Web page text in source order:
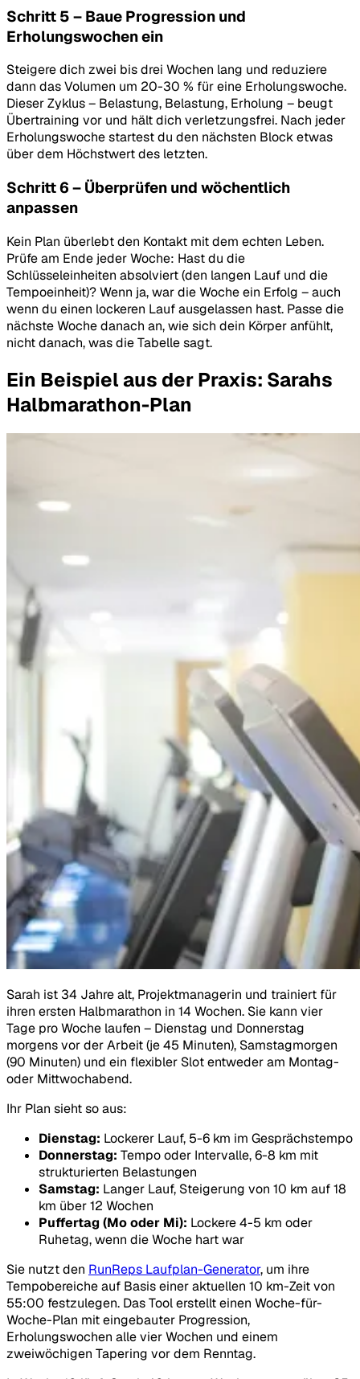
Schritt 5 – Baue Progression und
Erholungswochen ein
Steigere dich zwei bis drei Wochen lang und reduziere
dann das Volumen um 20-30 % für eine Erholungswoche.
Dieser Zyklus – Belastung, Belastung, Erholung – beugt
Übertraining vor und hält dich verletzungsfrei. Nach jeder
Erholungswoche startest du den nächsten Block etwas
über dem Höchstwert des letzten.
Schritt 6 – Überprüfen und wöchentlich
anpassen
Kein Plan überlebt den Kontakt mit dem echten Leben.
Prüfe am Ende jeder Woche: Hast du die
Schlüsseleinheiten absolviert (den langen Lauf und die
Tempoeinheit)? Wenn ja, war die Woche ein Erfolg – auch
wenn du einen lockeren Lauf ausgelassen hast. Passe die
nächste Woche danach an, wie sich dein Körper anfühlt,
nicht danach, was die Tabelle sagt.
Ein Beispiel aus der Praxis: Sarahs
Halbmarathon-Plan
Sarah ist 34 Jahre alt, Projektmanagerin und trainiert für
ihren ersten Halbmarathon in 14 Wochen. Sie kann vier
Tage pro Woche laufen – Dienstag und Donnerstag
morgens vor der Arbeit (je 45 Minuten), Samstagmorgen
(90 Minuten) und ein flexibler Slot entweder am Montag-
oder Mittwochabend.
Ihr Plan sieht so aus:
Dienstag: Lockerer Lauf, 5-6 km im Gesprächstempo
Donnerstag: Tempo oder Intervalle, 6-8 km mit
strukturierten Belastungen
Samstag: Langer Lauf, Steigerung von 10 km auf 18
km über 12 Wochen
Puffertag (Mo oder Mi): Lockere 4-5 km oder
Ruhetag, wenn die Woche hart war
Sie nutzt den RunReps Laufplan-Generator, um ihre
Tempobereiche auf Basis einer aktuellen 10 km-Zeit von
55:00 festzulegen. Das Tool erstellt einen Woche-für-
Woche-Plan mit eingebauter Progression,
Erholungswochen alle vier Wochen und einem
zweiwöchigen Tapering vor dem Renntag.